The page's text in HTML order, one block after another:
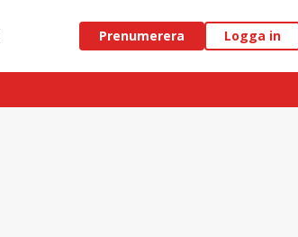
Prenumerera Logga in